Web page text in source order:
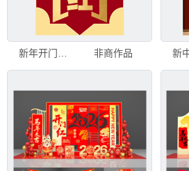
非商作品